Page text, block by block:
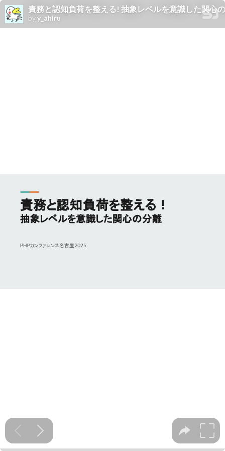
責務と認知負荷を整える! 抽象レベルを意識した関心
byy_ahiru